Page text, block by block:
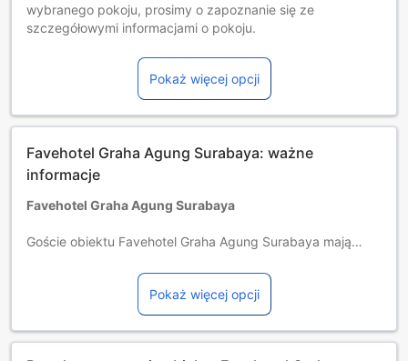
wybranego pokoju, prosimy o zapoznanie się ze
szczegółowymi informacjami o pokoju.
różne regulaminy i dodatkowe opłaty.
Minimalny wiek gości: 18 rok/lat(a).
Pokaż więcej opcji
Favehotel Graha Agung Surabaya: ważne
informacje
Favehotel Graha Agung Surabaya
Goście obiektu Favehotel Graha Agung Surabaya mają
atrakcyjność pobytu. Ten hotel oferuje bezpłatny dostęp
do Internetu, dzięki czemu masz zapewnioną łączność
Pokaż więcej opcji